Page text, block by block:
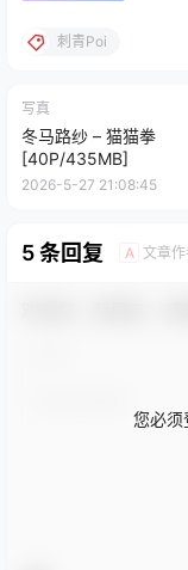
刺青Poi
写真
冬马路纱 – 猫猫拳
[40P/435MB]
2026-5-27 21:08:45
5 条回复 A 文章作
您必须